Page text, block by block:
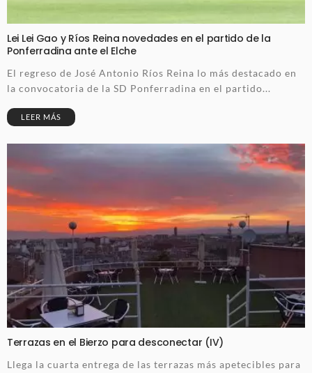
Lei Lei Gao y Ríos Reina novedades en el partido de la
Ponferradina ante el Elche
El regreso de José Antonio Ríos Reina lo más destacado en
la convocatoria de la SD Ponferradina en el partido...
LEER MÁS
Terrazas en el Bierzo para desconectar (IV)
Llega la cuarta entrega de las terrazas más apetecibles para